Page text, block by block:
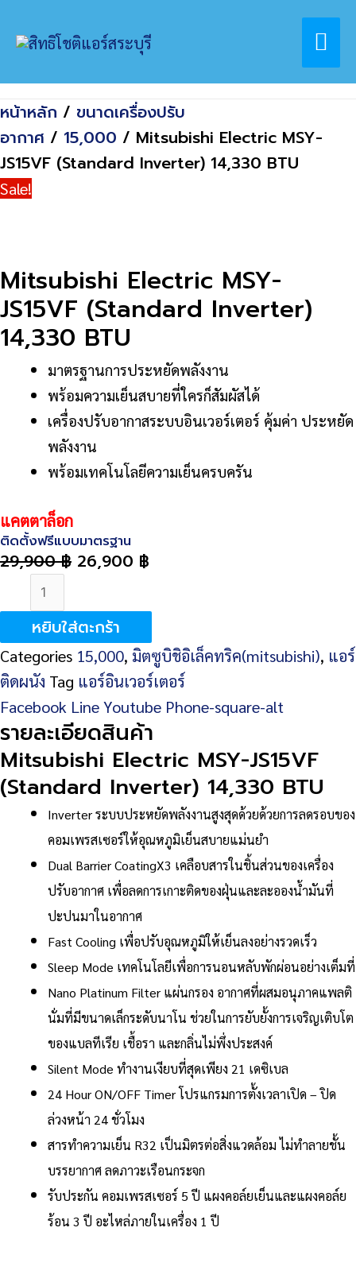
Home
สินค้า
Mitsubishi Electric MSY-JS15VF (Standard
หน้าหลัก / ขนาดเครื่องปรับ
อากาศ / 15,000 / Mitsubishi Electric MSY-
JS15VF (Standard Inverter) 14,330 BTU
Sale!
Mitsubishi Electric MSY-
JS15VF (Standard Inverter)
14,330 BTU
มาตรฐานการประหยัดพลังงาน
พร้อมความเย็นสบายที่ใครก็สัมผัสได้
เครื่องปรับอากาสระบบอินเวอร์เตอร์ คุ้มค่า ประหยัด
พลังงาน
พร้อมเทคโนโลยีความเย็นครบครัน
แคตตาล็อก
ติดตั้งฟรีแบบมาตรฐาน
29,900฿ 26,900 ฿
จำนวน
Mitsubishi
Electric
MSY-
JS15VF
(Standard
Inverter)
14,330
BTU
หยิบใส่ตะกร้า
Categories 15,000, มิตซูบิชิอิเล็คทริค(mitsubishi), แอร์
ติดผนัง Tag แอร์อินเวอร์เตอร์
Facebook LineYoutube Phone-square-alt
รายละเอียดสินค้า
Mitsubishi Electric MSY-JS15VF
(Standard Inverter) 14,330 BTU
Inverter ระบบประหยัดพลังงานสูงสุดด้วยด้วยการลดรอบของ
คอมเพรสเซอร์ให้อุณหภูมิเย็นสบายแม่นยำ
Dual Barrier CoatingX3 เคลือบสารในชิ้นส่วนของเครื่อง
ปรับอากาศ เพื่อลดการเกาะติดของฝุ่นและละอองน้ำมันที่
ปะปนมาในอากาศ
Fast Cooling เพื่อปรับอุณหภูมิให้เย็นลงอย่างรวดเร็ว
Sleep Mode เทคโนโลยีเพื่อการนอนหลับพักผ่อนอย่างเต็มที่
Nano Platinum Filter แผ่นกรอง อากาศที่ผสมอนุภาคแพลติ
นั่มที่มีขนาดเล็กระดับนาโน ช่วยในการยับยั้งการเจริญเติบโต
ของแบลทีเรีย เชื้อรา และกลิ่นไม่พึ่งประสงค์
Silent Mode ทำงานเงียบที่สุดเพียง 21 เดซิเบล
24 Hour ON/OFF Timer โปรแกรมการตั้งเวลาเปิด – ปิด
ล่วงหน้า 24 ชั่วโมง
สารทำความเย็น R32 เป็นมิตรต่อสิ่งแวดล้อม ไม่ทำลายชั้น
บรรยากาศ ลดภาวะเรือนกระจก
รับประกัน คอมเพรสเซอร์ 5 ปี แผงคอล์ยเย็นและแผงคอล์ย
ร้อน 3 ปี อะไหล่ภายในเครื่อง 1 ปี